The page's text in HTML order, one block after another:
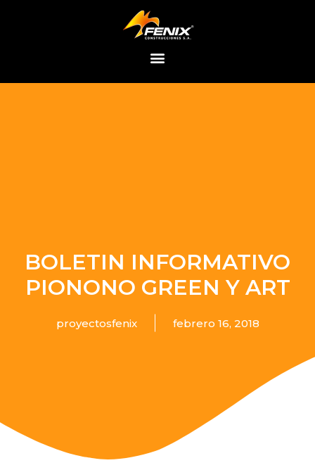
BOLETIN INFORMATIVO
PIONONO GREEN Y ART
proyectosfenix febrero 16, 2018